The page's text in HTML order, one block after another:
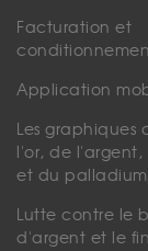
Facturation et
Application
Les graphiques
l'or, de
et du palladium
Lutte contre le
d'argent et le